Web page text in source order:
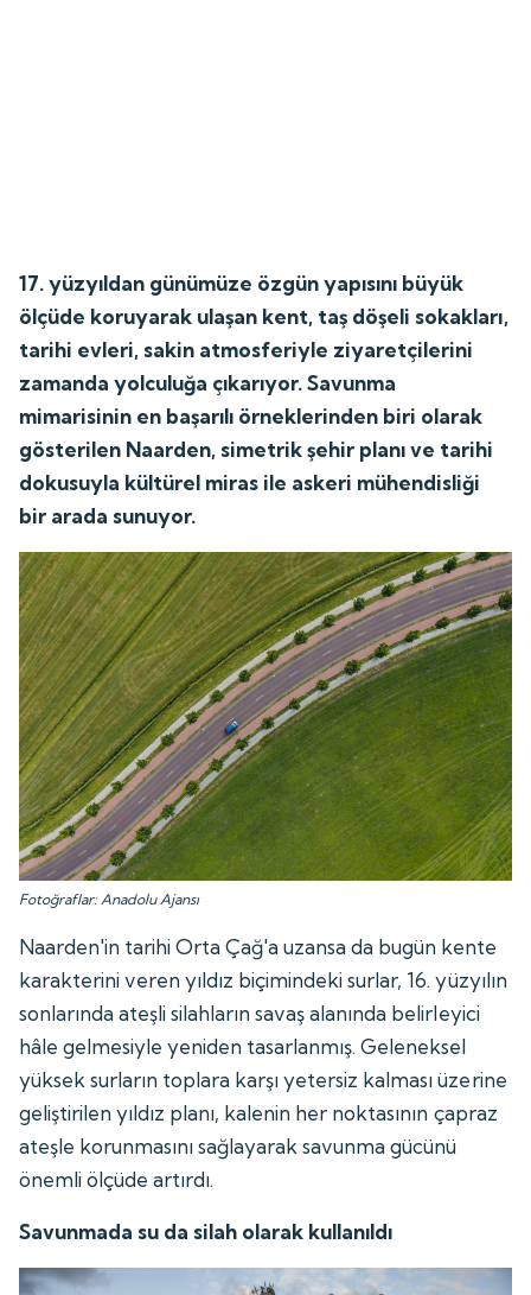
17. yüzyıldan günümüze özgün yapısını büyük
ölçüde koruyarak ulaşan kent, taş döşeli sokakları,
tarihi evleri, sakin atmosferiyle ziyaretçilerini
zamanda yolculuğa çıkarıyor. Savunma
mimarisinin en başarılı örneklerinden biri olarak
gösterilen Naarden, simetrik şehir planı ve tarihi
dokusuyla kültürel miras ile askeri mühendisliği
bir arada sunuyor.
Fotoğraflar: Anadolu Ajansı
Naarden'in tarihi Orta Çağ'a uzansa da bugün kente
karakterini veren yıldız biçimindeki surlar, 16. yüzyılın
sonlarında ateşli silahların savaş alanında belirleyici
hâle gelmesiyle yeniden tasarlanmış. Geleneksel
yüksek surların toplara karşı yetersiz kalması üzerine
geliştirilen yıldız planı, kalenin her noktasının çapraz
ateşle korunmasını sağlayarak savunma gücünü
önemli ölçüde artırdı.
Savunmada su da silah olarak kullanıldı